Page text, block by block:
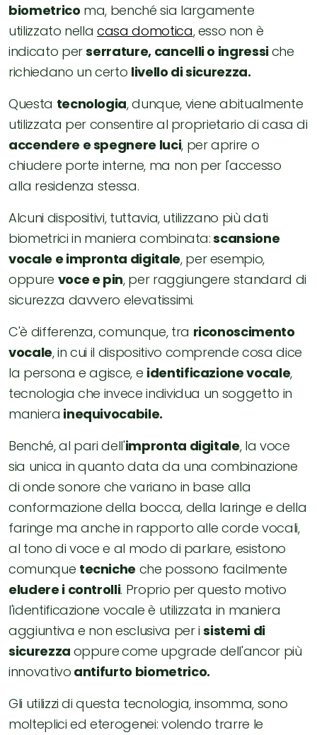
biometrico ma, benché sia largamente
utilizzato nellacasa domotica, esso non è
indicato perserrature, cancelli o ingressiche
richiedano un certo livello di sicurezza.
Questa tecnologia, dunque, viene abitualmente
utilizzata per consentire al proprietario di casa di
accendere e spegnere luci, per aprire o
chiudere porte interne, ma non per l'accesso
alla residenza stessa.
Alcuni dispositivi, tuttavia, utilizzano più dati
biometrici in maniera combinata:scansione
vocale e impronta digitale, per esempio,
oppure voce e pin, per raggiungere standard di
sicurezza davvero elevatissimi.
C'è differenza, comunque, tra riconoscimento
vocale, in cui il dispositivo comprende cosa dice
la persona e agisce, e identificazione vocale,
tecnologia che invece individua un soggetto in
maniera inequivocabile.
Benché, al pari dell'impronta digitale, la voce
sia unica in quanto data da una combinazione
di onde sonore che variano in base alla
conformazione della bocca, della laringe e della
faringe ma anche in rapporto alle corde vocali,
al tono di voce e al modo di parlare, esistono
comunque tecniche che possono facilmente
eludere i controlli. Proprio per questo motivo
l'identificazione vocale è utilizzata in maniera
aggiuntiva e non esclusiva per isistemi di
sicurezza oppurecome upgrade dell'ancor più
innovativo antifurto biometrico.
Gli utilizzi di questa tecnologia, insomma, sono
molteplici ed eterogenei: volendo trarre le